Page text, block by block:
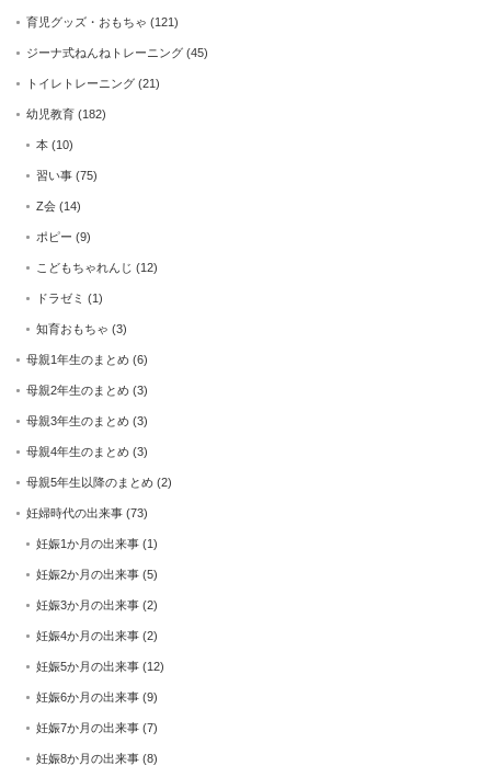
育児グッズ・おもちゃ (121)
ジーナ式ねんねトレーニング (45)
トイレトレーニング (21)
幼児教育 (182)
本 (10)
習い事 (75)
Z会 (14)
ポピー (9)
こどもちゃれんじ (12)
ドラゼミ (1)
知育おもちゃ (3)
母親1年生のまとめ (6)
母親2年生のまとめ (3)
母親3年生のまとめ (3)
母親4年生のまとめ (3)
母親5年生以降のまとめ (2)
妊婦時代の出来事 (73)
妊娠1か月の出来事 (1)
妊娠2か月の出来事 (5)
妊娠3か月の出来事 (2)
妊娠4か月の出来事 (2)
妊娠5か月の出来事 (12)
妊娠6か月の出来事 (9)
妊娠7か月の出来事 (7)
妊娠8か月の出来事 (8)